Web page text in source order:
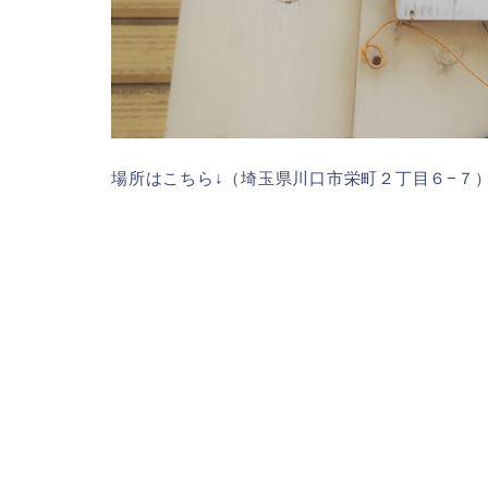
場所はこちら↓（埼玉県川口市栄町２丁目６−７